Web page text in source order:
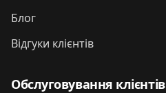
Блог
Відгуки клієнтів
Обслуговування клієнтів